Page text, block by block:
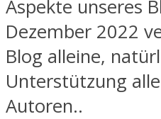
Aspekte unseres
Dezember 2022
Blog alleine,
Unterstützung
Autoren..